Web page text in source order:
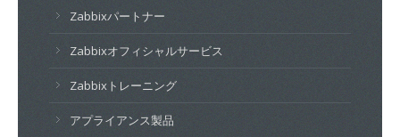
Zabbixパートナー
Zabbixオフィシャルサービス
Zabbixトレーニング
アプライアンス製品